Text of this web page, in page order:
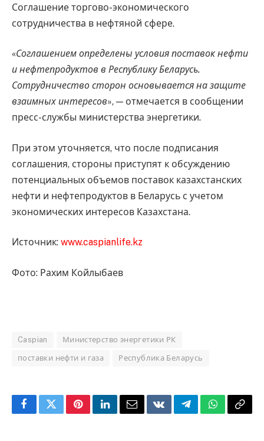
Соглашение торгово-экономического
сотрудничества в нефтяной сфере.
«Соглашением определены условия поставок нефти
и нефтепродуктов в Республику Беларусь.
Сотрудничество сторон основывается на защите
взаимных интересов», — отмечается в сообщении
пресс-службы министерства энергетики.
При этом уточняется, что после подписания
соглашения, стороны приступят к обсуждению
потенциальных объемов поставок казахстанских
нефти и нефтепродуктов в Беларусь с учетом
экономических интересов Казахстана.
Источник: www.caspianlife.kz
Фото: Рахим Койлыбаев
Caspian Министерство энергетики РК
поставки нефти и газа Республика Беларусь
FacebookTwitterPinterestLinkedInEmailVKontakteTelegramWhatsApp
Copy